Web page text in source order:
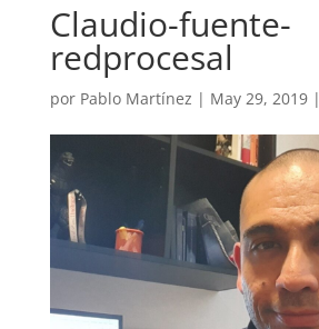
Claudio-fuente-
redprocesal
por Pablo Martínez | May 29, 2019|